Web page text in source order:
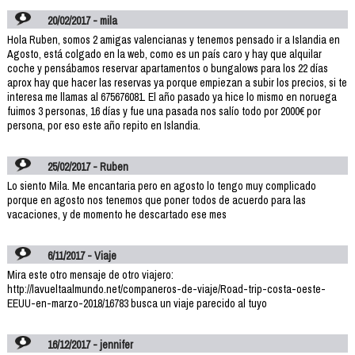
20/02/2017 - mila
Hola Ruben, somos 2 amigas valencianas y tenemos pensado ir a Islandia en
Agosto, está colgado en la web, como es un país caro y hay que alquilar
coche y pensábamos reservar apartamentos o bungalows para los 22 días
aprox hay que hacer las reservas ya porque empiezan a subir los precios, si te
interesa me llamas al 675676081. El año pasado ya hice lo mismo en noruega
fuimos 3 personas, 16 días y fue una pasada nos salío todo por 2000€ por
persona, por eso este año repito en Islandia.
25/02/2017 - Ruben
Lo siento Mila. Me encantaria pero en agosto lo tengo muy complicado
porque en agosto nos tenemos que poner todos de acuerdo para las
vacaciones, y de momento he descartado ese mes
6/11/2017 - Viaje
Mira este otro mensaje de otro viajero:
http://lavueltaalmundo.net/companeros-de-viaje/Road-trip-costa-oeste-
EEUU-en-marzo-2018/16783 busca un viaje parecido al tuyo
16/12/2017 - jennifer